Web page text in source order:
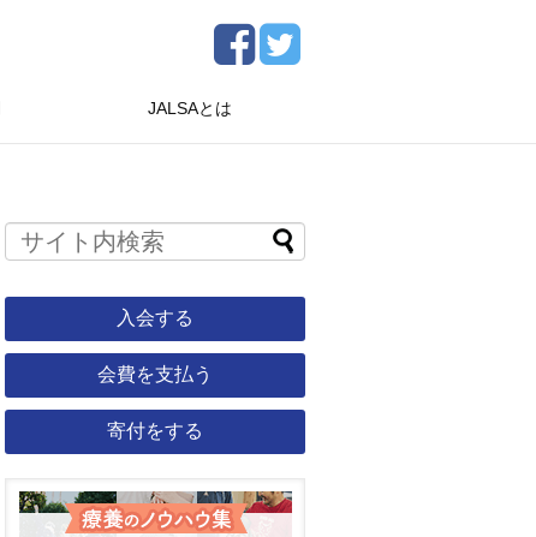
JALSAとは
入会する
会費を支払う
寄付をする